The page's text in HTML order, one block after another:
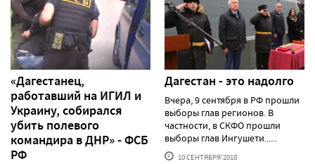
«Дагестанец,
работавший на ИГИЛ и
Украину, собирался
убить полевого
командира в ДНР» - ФСБ
РФ
Дагестан - это надолго
Вчера, 9 сентября в РФ прошли
выборы глав регионов. В
частности, в СКФО прошли
выборы глав Ингушети......
10 СЕНТЯБРЯ'2018